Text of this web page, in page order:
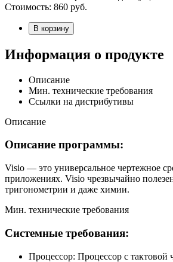
Стоимость: 860 руб.
В корзину
Информация о продукте
Описание
Мин. технические требования
Ссылки на дистрибутивы
Описание
Описание программы:
Visio — это универсальное чертежное
приложениях. Visio чрезвычайно
тригонометрии и даже химии.
Мин. технические требования
Системные требования:
Процессор: Процессор с тактовой